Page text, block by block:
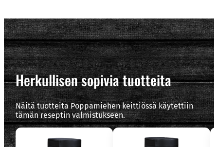
Herkullisen sopivia tuotteita
Näitä tuotteita Poppamiehen keittiössä käytettiin
tämän reseptin valmistukseen.